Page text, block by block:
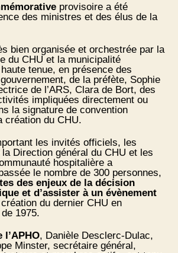
provisoire a été
des ministres et des élus de la
bien organisée et orchestrée par la
du CHU et la municipalité
tenue, en présence des
de la préfète, Sophie
de l’ARS, Clara de Bort, des
impliquées directement ou
la signature de convention
création du CHU.
les invités officiels, les
Direction général du CHU et les
hospitalière a
le nombre de 300 personnes,
des enjeux de la décision
et d’assister à un évènement
du dernier CHU en
1975.
l’APHO, Danièle Desclerc-Dulac,
Minster, secrétaire général,